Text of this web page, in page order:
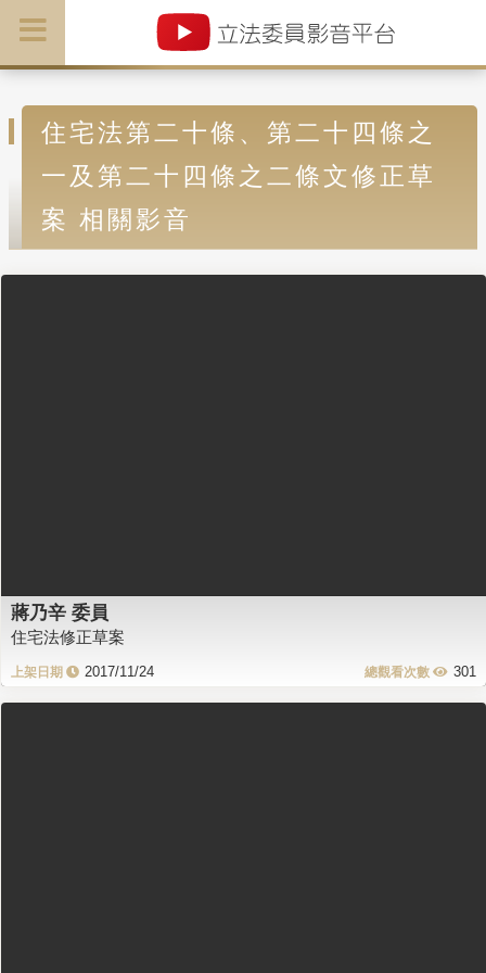
住宅法第二十條、第二十四條之
一及第二十四條之二條文修正草
案 相關影音
蔣乃辛 委員
住宅法修正草案
2017/11/24 301